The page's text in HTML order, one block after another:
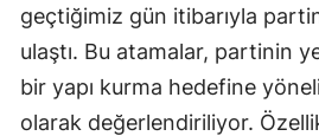
geçtiğimiz gün itibarıyla
ulaştı. Bu atamalar, partinin
bir yapı kurma hedefine
olarak değerlendiriliyor.